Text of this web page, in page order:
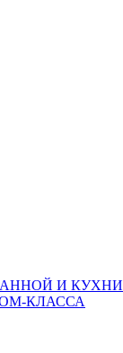
И КУХНИ
КЛАССА